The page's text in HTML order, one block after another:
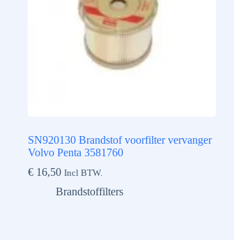
SN920130 Brandstof voorfilter vervanger
Volvo Penta 3581760
€ 16,50 Incl BTW.
Brandstoffilters